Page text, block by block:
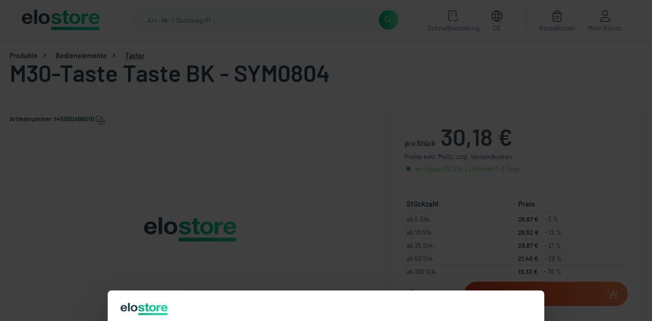
Schnellbestellung DE Bestelllisten Mein Konto
Produkte Bedienelemente Taster
M30-Taste Taste BK - SYM0804
Artikelnummer:145000AB6010
pro Stück 30,18 €
Preise exkl. MwSt. zzgl. Versandkosten
verfügbar (75 Stk.), Lieferzeit 1-3 Tage
Stückzahl Preis
ab 5 Stk. 28,67 €
- 5 %
ab 10 Stk.
26,52 €
- 12 %
ab 25 Stk.
23,87 €
- 21 %
ab 50 Stk.
21,48 €
- 29 %
ab 100 Stk.
19,33 € - 36 %